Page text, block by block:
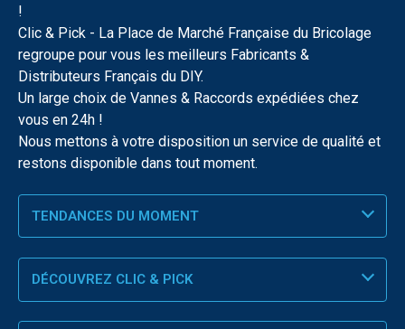
!
Clic & Pick - La Place de Marché Française du Bricolage
regroupe pour vous les meilleurs Fabricants &
Distributeurs Français du DIY.
Un large choix de Vannes & Raccords expédiées chez
vous en 24h !
Nous mettons à votre disposition un service de qualité et
restons disponible dans tout moment.
TENDANCES DU MOMENT
DÉCOUVREZ CLIC & PICK